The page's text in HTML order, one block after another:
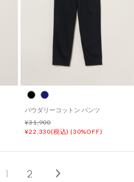
パウダリーコットン パンツ
¥31,900
¥22,330(税込) (30%OFF)
1 2